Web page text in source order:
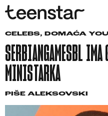
CELEBS, DOMAĆA
SERBIANGAMESBL IMA
MINISTARKA
PIŠE ALEKSOVSKI